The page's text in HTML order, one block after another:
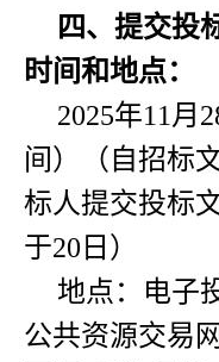
四、提交投
时间和地点：
2025年11月
间）（自招标
标人提交投标
于20日）
地点：电子
公共资源交易